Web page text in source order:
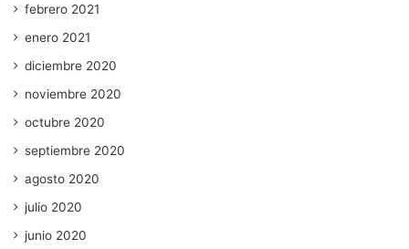
febrero 2021
enero 2021
diciembre 2020
noviembre 2020
octubre 2020
septiembre 2020
agosto 2020
julio 2020
junio 2020